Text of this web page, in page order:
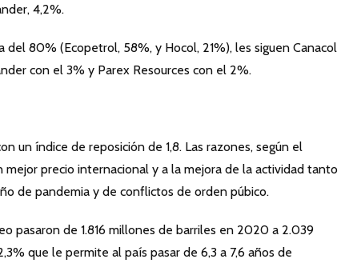
4,2%.
del 80% (Ecopetrol, 58%, y Hocol, 21%), les siguen Canacol
con el 3% y Parex Resources con el 2%.
un índice de reposición de 1,8. Las razones, según el
precio internacional y a la mejora de la actividad tanto
de pandemia y de conflictos de orden púbico.
pasaron de 1.816 millones de barriles en 2020 a 2.039
que le permite al país pasar de 6,3 a 7,6 años de